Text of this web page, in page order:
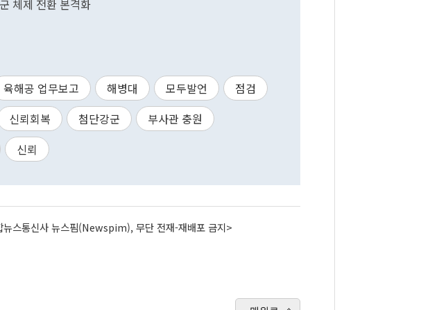
체제 전환 본격화
육해공 업무보고 해병대 모두발언
점검
신뢰회복 첨단강군
부사관 충원
신뢰
뉴스통신사 뉴스핌(Newspim), 무단 전재-재배포 금지>